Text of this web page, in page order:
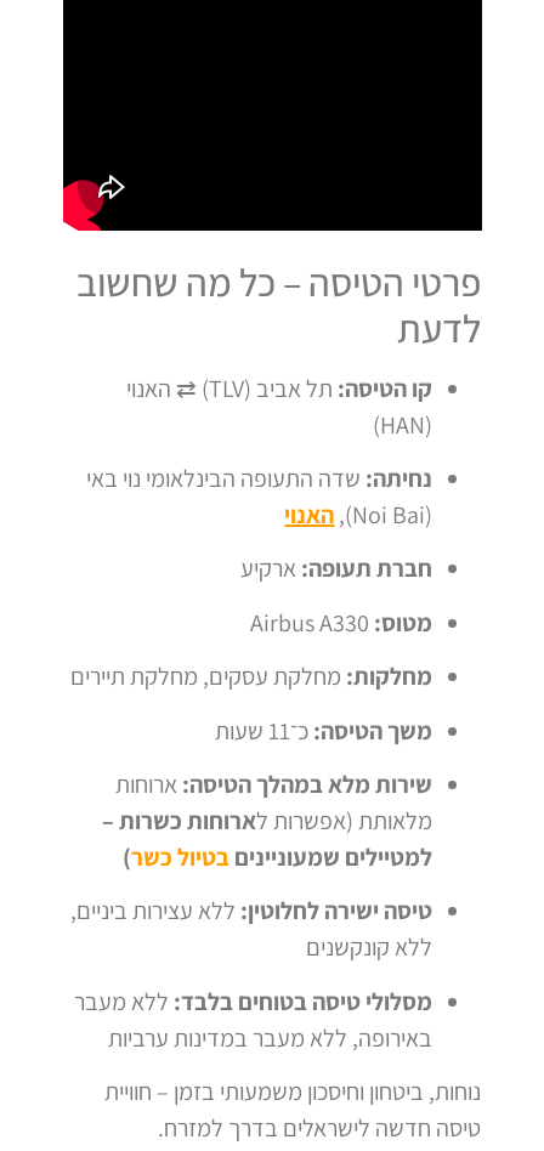
פרטי הטיסה – כל מה שחשוב
לדעת
קו הטיסה:
תל אביב (TLV) ⇄ האנוי
(HAN)
נחיתה: שדה התעופה הבינלאומי נוי באי
(Noi Bai),
האנוי
חברת תעופה: ארקיע
מטוס:
מחלקות: מחלקת עסקים, מחלקת תיירים
משך הטיסה:כ־11 שעות
שירות מלא במהלך הטיסה: ארוחות
מלאותת (אפשרות לארוחות כשרות –
למטיילים שמעונייניםבטיול כשר)
טיסה ישירה לחלוטין: ללא עצירות ביניים,
ללא קונקשנים
מסלולי טיסה בטוחים בלבד: ללא מעבר
באירופה, ללא מעבר במדינות ערביות
נוחות, ביטחון וחיסכון משמעותי בזמן – חוויית
טיסה חדשה לישראלים בדרך למזרח.